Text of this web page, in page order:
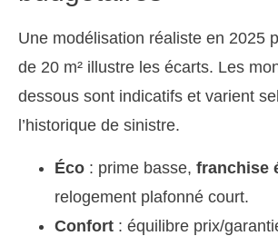
Une modélisation réaliste en 2025
de 20 m² illustre les écarts. Les
dessous sont indicatifs et varient
l’historique de sinistre.
Éco : prime basse, franchise
relogement plafonné court.
Confort : équilibre prix/